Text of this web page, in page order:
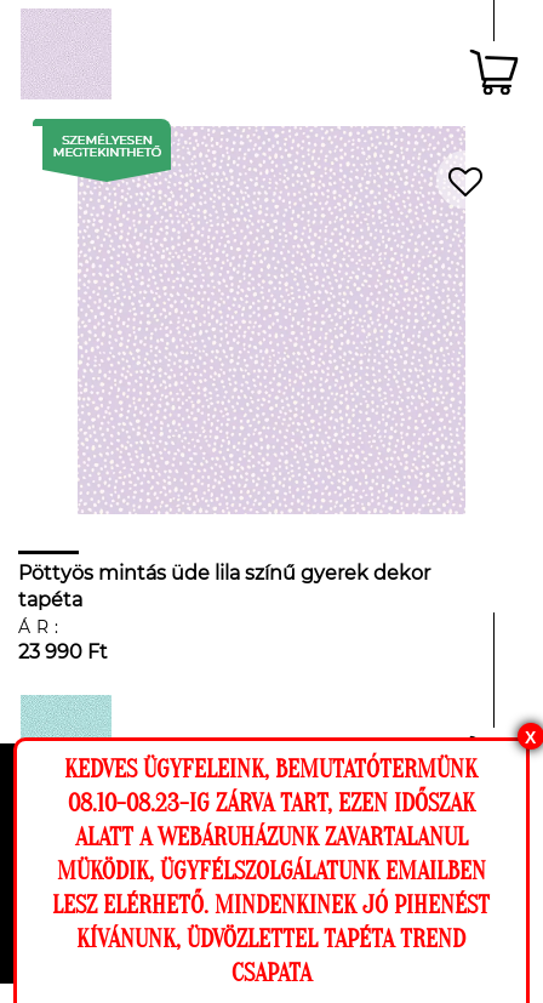
Ez a weboldal cookie-kat használ, hogy a
lehető legjobb élményt nyújtsa honlapunkon.
Beállítások
Elutasítom Engedélyezem
Pöttyös mintás üde lila színű gyerek dekor
tapéta
ÁR:
23 990 Ft
X
KEDVES ÜGYFELEINK, BEMUTATÓTERMÜNK
08.10-08.23-IG ZÁRVA TART, EZEN IDŐSZAK
ALATT A WEBÁRUHÁZUNK ZAVARTALANUL
MÜKÖDIK, ÜGYFÉLSZOLGÁLATUNK EMAILBEN
LESZ ELÉRHETŐ. MINDENKINEK JÓ PIHENÉST
KÍVÁNUNK, ÜDVÖZLETTEL TAPÉTA TREND
CSAPATAMegnézem a falamon